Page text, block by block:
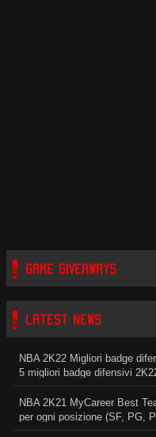
GAME GIVEAWAYS
LATEST NEWS
NBA 2K22 Migliori badge
5 migliori badge difensivi
NBA 2K21 MyCareer Best
per ogni posizione (SF, PG,